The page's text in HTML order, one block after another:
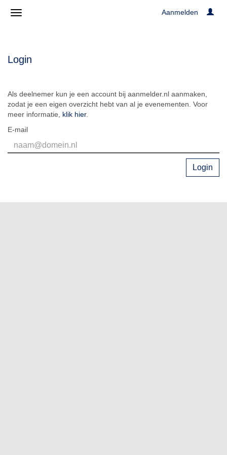
Aanmelden
Login
Als deelnemer kun je een account bij aanmelder.nl aanmaken,
zodat je een eigen overzicht hebt van al je evenementen. Voor
meer informatie, klik hier.
E-mail
Login